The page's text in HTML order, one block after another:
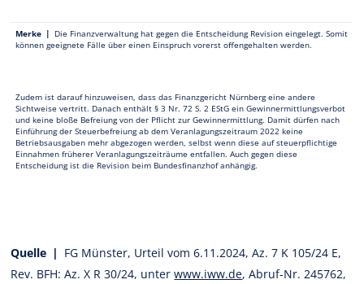
Merke | Die Finanzverwaltung hat gegen die Entscheidung Revision eingelegt. Somit
können geeignete Fälle über einen Einspruch vorerst offengehalten werden.
Zudem ist darauf hinzuweisen, dass das Finanzgericht Nürnberg eine andere
Sichtweise vertritt. Danach enthält § 3 Nr. 72 S. 2 EStG ein Gewinnermittlungsverbot
und keine bloße Befreiung von der Pflicht zur Gewinnermittlung. Damit dürfen nach
Einführung der Steuerbefreiung ab dem Veranlagungszeitraum 2022 keine
Betriebsausgaben mehr abgezogen werden, selbst wenn diese auf steuerpflichtige
Einnahmen früherer Veranlagungszeiträume entfallen. Auch gegen diese
Entscheidung ist die Revision beim Bundesfinanzhof anhängig.
Quelle | FG Münster, Urteil vom 6.11.2024, Az. 7 K 105/24 E,
Rev. BFH: Az. X R 30/24, unterwww.iww.de, Abruf-Nr. 245762,